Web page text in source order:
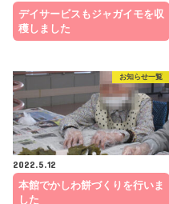
デイサービスもジャガイモを収
穫しました
お知らせ一覧
2022.5.12
本館でかしわ餅づくりを行いま
した